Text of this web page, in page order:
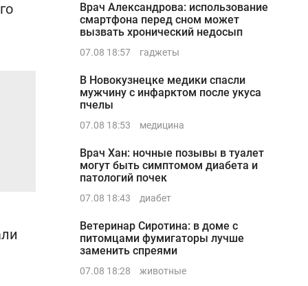
Врач Александрова: использование
смартфона перед сном может
вызвать хронический недосып
07.08 18:57 гаджеты
В Новокузнецке медики спасли
мужчину с инфарктом после укуса
пчелы
07.08 18:53 медицина
Врач Хан: ночные позывы в туалет
могут быть симптомом диабета и
патологий почек
07.08 18:43 диабет
Ветеринар Сиротина: в доме с
питомцами фумигаторы лучше
заменить спреями
07.08 18:28 животные